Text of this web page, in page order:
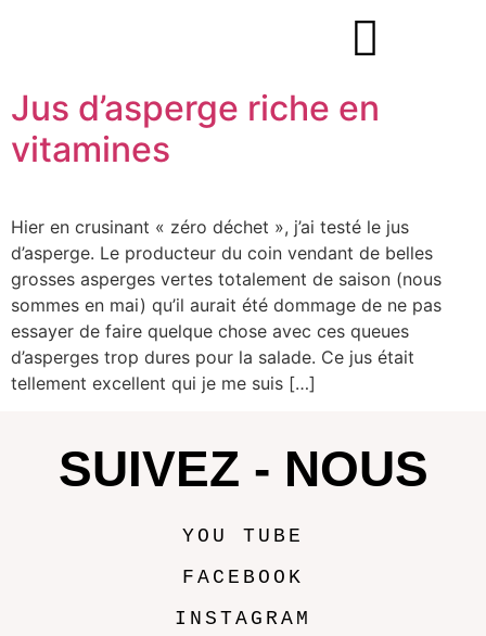
Jus d’asperge riche en
vitamines
Hier en crusinant « zéro déchet », j’ai testé le jus
d’asperge. Le producteur du coin vendant de belles
grosses asperges vertes totalement de saison (nous
sommes en mai) qu’il aurait été dommage de ne pas
essayer de faire quelque chose avec ces queues
d’asperges trop dures pour la salade. Ce jus était
tellement excellent qui je me suis […]
SUIVEZ - NOUS
YOU TUBE
FACEBOOK
INSTAGRAM